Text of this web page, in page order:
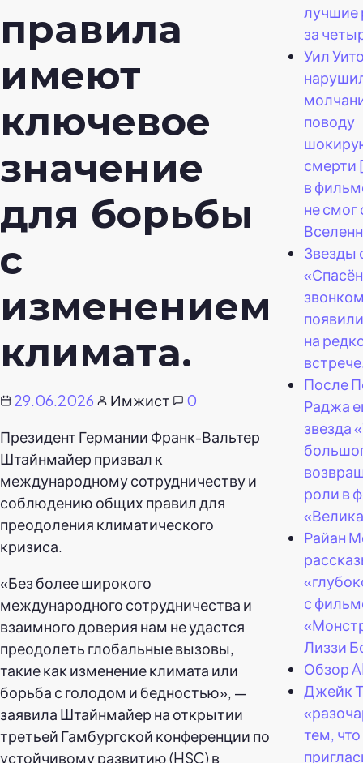
правила
имеют
ключевое
значение
для борьбы
с
изменением
климата.
29.06.2026 Имжист
0
Президент Германии Франк-Вальтер
Штайнмайер призвал к
международному сотрудничеству и
соблюдению общих правил для
преодоления климатического
кризиса.
«Без более широкого
международного сотрудничества и
взаимного доверия нам не удастся
преодолеть глобальные вызовы,
такие как изменение климата или
борьба с голодом и бедностью», —
заявила Штайнмайер на открытии
третьей Гамбургской конференции по
устойчивому развитию (HSC) в
лучшие
за
Уил
поводу
смерти
в
не смог
Звезды
на
После
Раджа
звезда
роли в
Райан
с
Лиззи
Обзор
Джейк
тем, что